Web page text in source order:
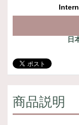
日
商品説明